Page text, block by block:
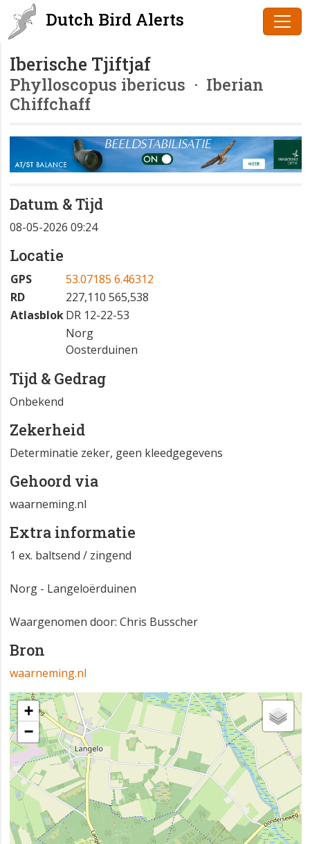
Dutch Bird Alerts
Iberische Tjiftjaf
Phylloscopus ibericus · Iberian
Chiffchaff
Datum & Tijd
08-05-2026 09:24
Locatie
GPS
53.07185 6.46312
RD
227,110 565,538
AtlasblokDR 12-22-53
Norg
Oosterduinen
Tijd & Gedrag
Onbekend
Zekerheid
Determinatie zeker, geen kleedgegevens
Gehoord via
waarneming.nl
Extra informatie
1 ex. baltsend / zingend
Norg - Langeloërduinen
Waargenomen door: Chris Busscher
Bron
waarneming.nl
+
−